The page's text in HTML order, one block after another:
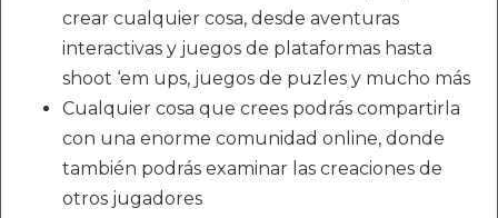
crear cualquier cosa, desde aventuras
interactivas y juegos de plataformas hasta
shoot ‘em ups, juegos de puzles y mucho más
Cualquier cosa que crees podrás compartirla
con una enorme comunidad online, donde
también podrás examinar las creaciones de
otros jugadores